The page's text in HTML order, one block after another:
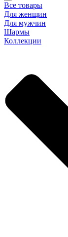
Все товары
Для женщин
Для мужчин
Шармы
Коллекции